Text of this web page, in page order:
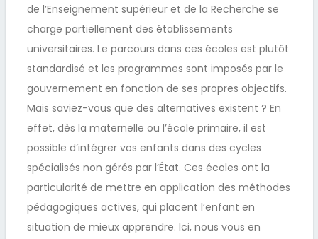
de l’Enseignement supérieur et de la Recherche se
charge partiellement des établissements
universitaires. Le parcours dans ces écoles est plutôt
standardisé et les programmes sont imposés par le
gouvernement en fonction de ses propres objectifs.
Mais saviez-vous que des alternatives existent ? En
effet, dès la maternelle ou l’école primaire, il est
possible d’intégrer vos enfants dans des cycles
spécialisés non gérés par l’État. Ces écoles ont la
particularité de mettre en application des méthodes
pédagogiques actives, qui placent l’enfant en
situation de mieux apprendre. Ici, nous vous en